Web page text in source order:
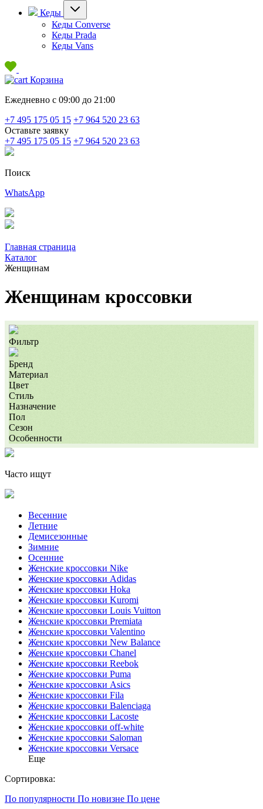
Кеды
Кеды Converse
Кеды Prada
Кеды Vans
Корзина
Ежедневно с 09:00 до 21:00
+7 495 175 05 15 +7 964 520 23 63
Оставьте заявку
+7 495 175 05 15 +7 964 520 23 63
Поиск
WhatsApp
Главная страница
Каталог
Женщинам
Женщинам кроссовки
Фильтр
Бренд
Материал
Цвет
Стиль
Назначение
Пол
Сезон
Особенности
Часто ищут
Весенние
Летние
Демисезонные
Зимние
Осенние
Женские кроссовки Nike
Женские кроссовки Adidas
Женские кроссовки Hoka
Женские кроссовки Kuromi
Женские кроссовки Louis Vuitton
Женские кроссовки Premiata
Женские кроссовки Valentino
Женские кроссовки New Balance
Женские кроссовки Chanel
Женские кроссовки Reebok
Женские кроссовки Puma
Женские кроссовки Asics
Женские кроссовки Fila
Женские кроссовки Balenciaga
Женские кроссовки Lacoste
Женские кроссовки off-white
Женские кроссовки Saloman
Женские кроссовки Versace
Еще
Сортировка:
По популярности По новизне По цене